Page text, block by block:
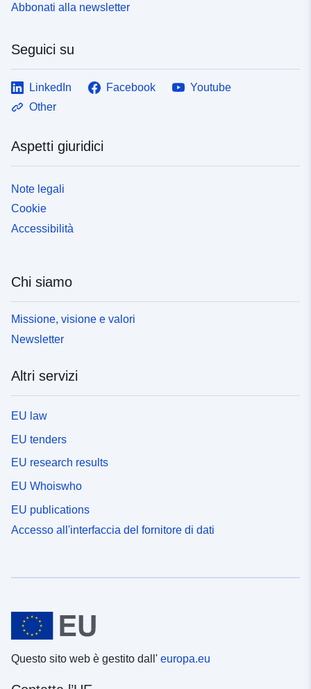
Abbonati alla newsletter
Seguici su
LinkedIn Facebook
Youtube
Other
Aspetti giuridici
Note legali
Cookie
Accessibilità
Chi siamo
Missione, visione e valori
Newsletter
Altri servizi
EU law
EU tenders
EU research results
EU Whoiswho
EU publications
Accesso all'interfaccia del fornitore di dati
Questo sito web è gestito dall' europa.eu